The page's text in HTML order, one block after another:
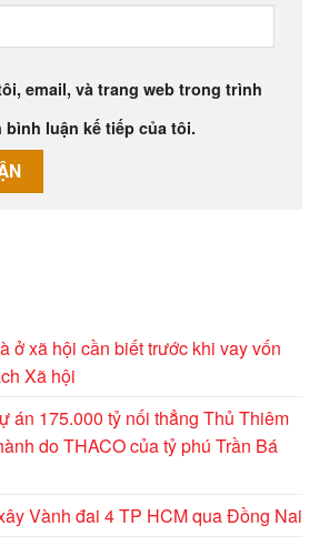
email, và trang web trong trình
luận kế tiếp của tôi.
ở xã hội cần biết trước khi vay vốn
Xã hội
án 175.000 tỷ nối thẳng Thủ Thiêm
do THACO của tỷ phú Trần Bá
Vành đai 4 TP HCM qua Đồng Nai